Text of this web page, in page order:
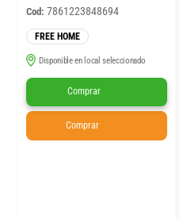
Cod: 7861223848694
FREE HOME
Disponible en local seleccionado
Comprar
Comprar